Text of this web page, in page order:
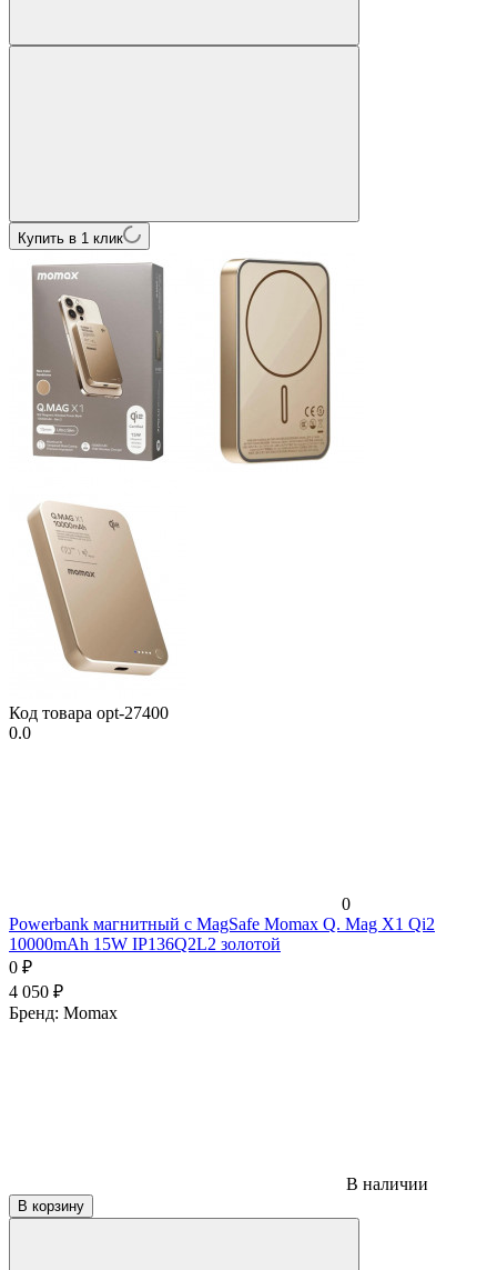
Купить в 1 клик
Код товара opt-27400
0.0
0
Powerbank магнитный с MagSafe Momax Q. Mag X1 Qi2
10000mAh 15W IP136Q2L2 золотой
0 ₽
4 050 ₽
Бренд: Momax
В наличии
В корзину